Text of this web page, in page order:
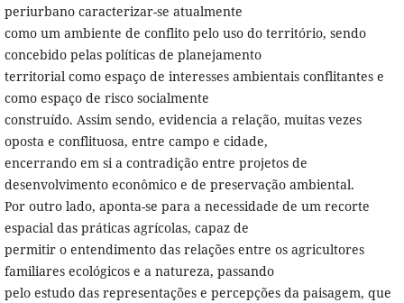
periurbano caracterizar-se atualmente
como um ambiente de conflito pelo uso do território, sendo
concebido pelas políticas de planejamento
territorial como espaço de interesses ambientais conflitantes e
como espaço de risco socialmente
construído. Assim sendo, evidencia a relação, muitas vezes
oposta e conflituosa, entre campo e cidade,
encerrando em si a contradição entre projetos de
desenvolvimento econômico e de preservação ambiental.
Por outro lado, aponta-se para a necessidade de um recorte
espacial das práticas agrícolas, capaz de
permitir o entendimento das relações entre os agricultores
familiares ecológicos e a natureza, passando
pelo estudo das representações e percepções da paisagem, que